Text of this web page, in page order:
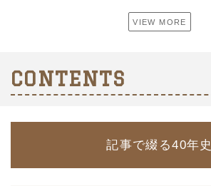
VIEW MORE
CONTENTS
記事で綴る40年史